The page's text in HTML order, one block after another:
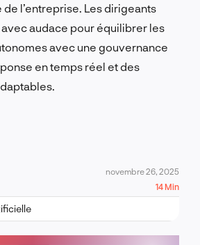
de l’entreprise. Les dirigeants
audace pour équilibrer les
avec une gouvernance
en temps réel et des
novembre 26, 2025
14 Min